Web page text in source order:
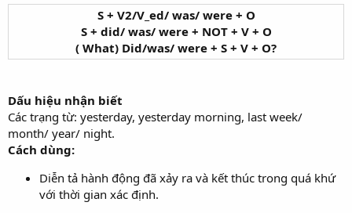
S + V2/V_ed/ was/ were + O
S + did/ was/ were + NOT + V + O
( What) Did/was/ were + S + V + O?
Dấu hiệu nhận biết
Các trạng từ: yesterday, yesterday morning, last week/
month/ year/ night.
Cách dùng:
Diễn tả hành động đã xảy ra và kết thúc trong quá khứ
với thời gian xác định.